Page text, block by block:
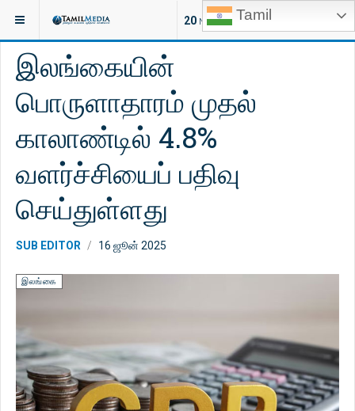
Tamil
20 NEW ARTICLES
இருக்குமிடம்: செய்திகள்
இலங்கையின்
பொருளாதாரம் முதல்
காலாண்டில் 4.8%
வளர்ச்சியைப் பதிவு
செய்துள்ளது
SUB EDITOR 16 ஜூன் 2025
இலங்கை